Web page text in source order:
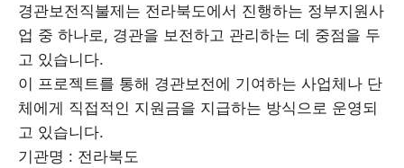
경관보전직불제는 전라북도에서 진행하는 정부지원사
업 중 하나로, 경관을 보전하고 관리하는 데 중점을 두
고 있습니다.
이 프로젝트를 통해 경관보전에 기여하는 사업체나 단
체에게 직접적인 지원금을 지급하는 방식으로 운영되
고 있습니다.
기관명 : 전라북도